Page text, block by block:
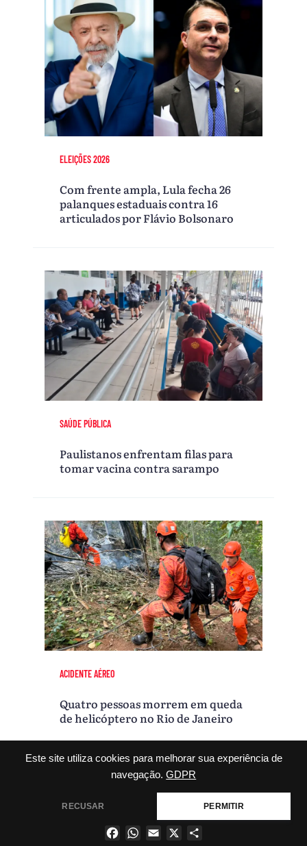
Este site utiliza cookies para melhorar sua experiência de
navegação. GDPR
RECUSAR PERMITIR
ELEIÇÕES 2026
Com frente ampla, Lula fecha 26
palanques estaduais contra 16
articulados por Flávio Bolsonaro
SAÚDE PÚBLICA
Paulistanos enfrentam filas para
tomar vacina contra sarampo
ACIDENTE AÉREO
Quatro pessoas morrem em queda
de helicóptero no Rio de Janeiro
VEJA MAIS
FacebookWhatsApp
Email
×